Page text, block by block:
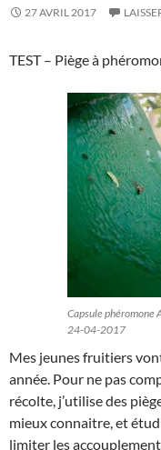
27 AVRIL 2017
TEST – Piège à
Capsule phéromone
24-04-2017
Mes jeunes fruitiers
année. Pour ne pas
récolte, j’utilise des
mieux connaitre, et
limiter les